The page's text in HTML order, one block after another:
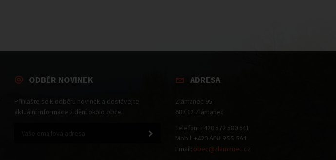
ODBĚR NOVINEK
Přihlašte se k odběru novinek a dostávejte
aktuální informace z dění okolo obce.
ADRESA
Zlámanec 95
687 12 Zlámanec
Telefon: +420 572 580 641
Mobil: +420 608 955 561
Email: obec@zlamanec.cz